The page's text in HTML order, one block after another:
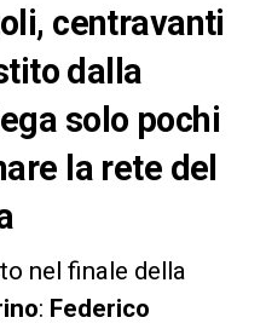
centravanti
dalla
solo pochi
la rete del
nel finale della
: Federico